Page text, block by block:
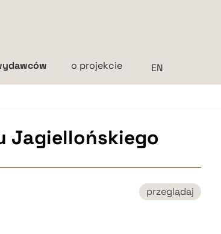
o projekcie
mała średnia duża
Jagiellońskiego
przeglądaj